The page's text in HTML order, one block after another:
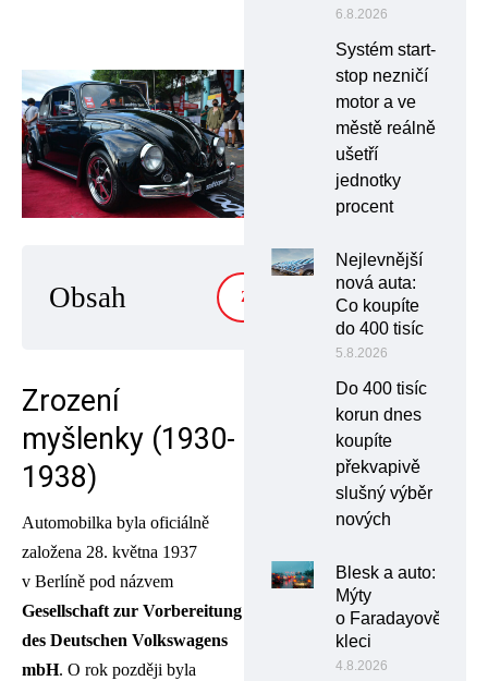
Obsah ZOBRAZIT
Zrození
myšlenky (1930-
1938)
Automobilka byla oficiálně
založena 28. května 1937
v Berlíně pod názvem
Gesellschaft zur Vorbereitung
des Deutschen Volkswagens
mbH. O rok později byla
6.8.2026
Systém start-
stop nezničí
motor a ve
městě reálně
ušetří
jednotky
procent
Nejlevnější
nová auta:
Co koupíte
do 400 tisíc
5.8.2026
Do 400 tisíc
korun dnes
koupíte
překvapivě
slušný výběr
nových
Blesk a auto:
Mýty
o Faradayově
kleci
4.8.2026